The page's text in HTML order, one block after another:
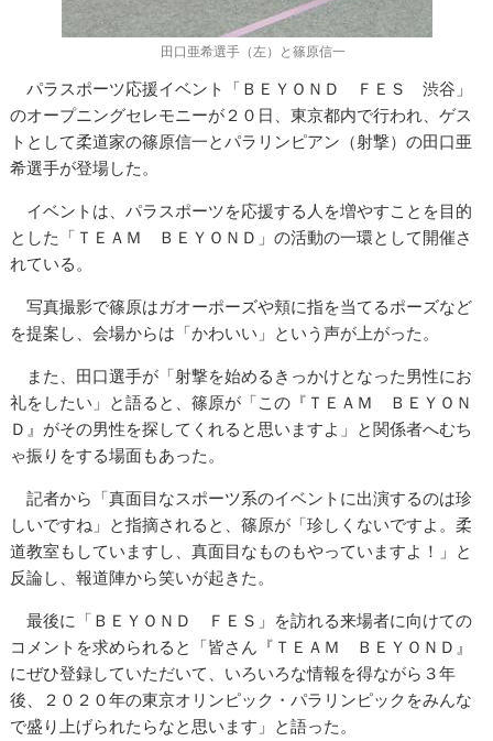
田口亜希選手（左）と篠原信一
パラスポーツ応援イベント「ＢＥＹＯＮＤ ＦＥＳ 渋谷」
のオープニングセレモニーが２０日、東京都内で行われ、ゲス
トとして柔道家の篠原信一とパラリンピアン（射撃）の田口亜
希選手が登場した。
イベントは、パラスポーツを応援する人を増やすことを目的
とした「ＴＥＡＭ ＢＥＹＯＮＤ」の活動の一環として開催さ
れている。
写真撮影で篠原はガオーポーズや頬に指を当てるポーズなど
を提案し、会場からは「かわいい」という声が上がった。
また、田口選手が「射撃を始めるきっかけとなった男性にお
礼をしたい」と語ると、篠原が「この『ＴＥＡＭ ＢＥＹＯＮ
Ｄ』がその男性を探してくれると思いますよ」と関係者へむち
ゃ振りをする場面もあった。
記者から「真面目なスポーツ系のイベントに出演するのは珍
しいですね」と指摘されると、篠原が「珍しくないですよ。柔
道教室もしていますし、真面目なものもやっていますよ！」と
反論し、報道陣から笑いが起きた。
最後に「ＢＥＹＯＮＤ ＦＥＳ」を訪れる来場者に向けての
コメントを求められると「皆さん『ＴＥＡＭ ＢＥＹＯＮＤ』
にぜひ登録していただいて、いろいろな情報を得ながら３年
後、２０２０年の東京オリンピック・パラリンピックをみんな
で盛り上げられたらなと思います」と語った。